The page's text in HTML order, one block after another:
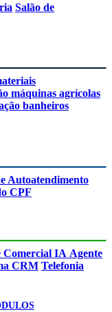
Salão de
máquinas agrícolas
banheiros
Autoatendimento
CPF
Comercial IA Agente
CRM Telefonia